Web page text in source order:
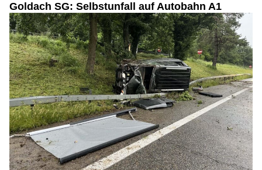
Goldach SG: Selbstunfall auf Autobahn A1